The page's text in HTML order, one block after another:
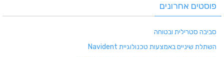
פוסטים אחרונים
סביבה סטרילית ובטוחה
השתלת שיניים באמצעות טכנולוגיית Navident